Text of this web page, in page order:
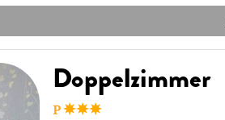
Doppelzimmer
P